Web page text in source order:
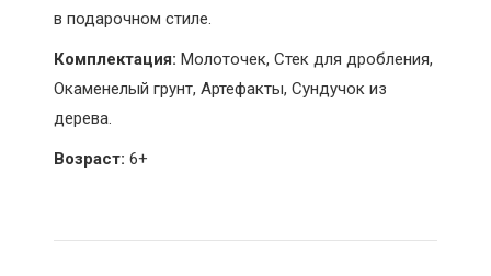
в подарочном стиле.
Комплектация: Молоточек, Стек для дробления,
Окаменелый грунт, Артефакты, Сундучок из
дерева.
Возраст: 6+